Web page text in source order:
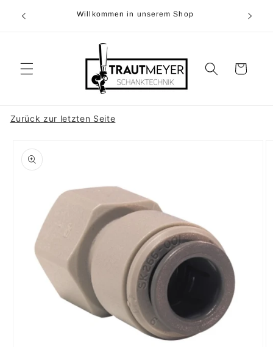
zum
Willkommen in unserem Shop
Warenkorb
Zurück zur letzten Seite